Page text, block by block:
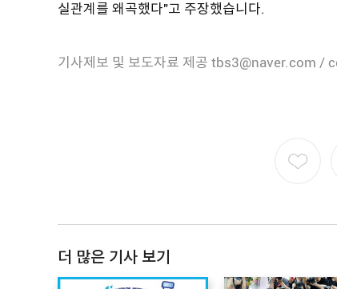
실관계를 왜곡했다"고 주장했습니다.
기사제보 및 보도자료 제공 tbs3@naver.com /
더 많은 기사 보기